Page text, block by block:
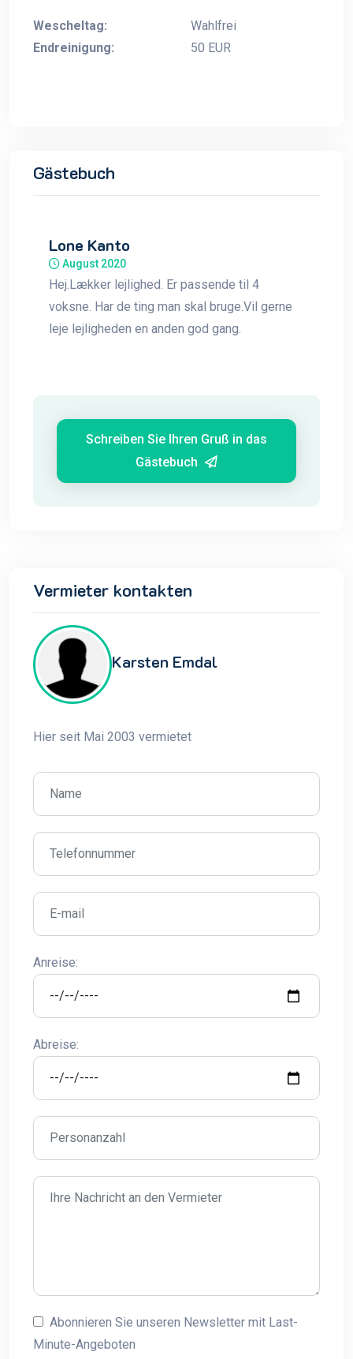
Wescheltag:
Wahlfrei
Endreinigung:
50 EUR
Gästebuch
Lone Kanto
August 2020
Hej.Lækker lejlighed. Er passende til 4
voksne. Har de ting man skal bruge.Vil gerne
leje lejligheden en anden god gang.
Schreiben Sie Ihren Gruß in das
Gästebuch
Vermieter kontakten
Karsten Emdal
Hier seit Mai 2003 vermietet
Anreise:
Abreise:
Abonnieren Sie unseren Newsletter mit Last-
Minute-Angeboten